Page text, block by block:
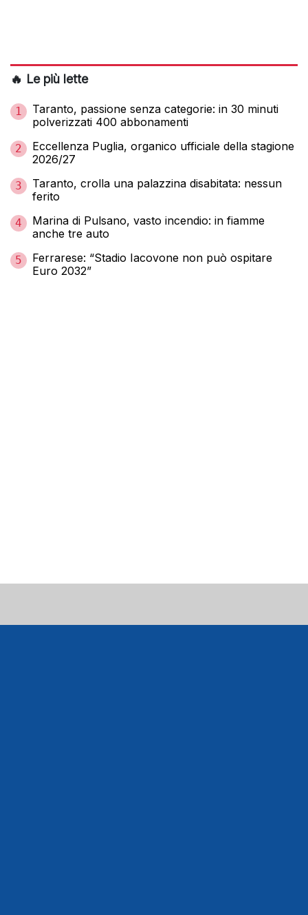
🔥 Le più lette
1
Taranto, passione senza categorie: in 30 minuti
polverizzati 400 abbonamenti
2
Eccellenza Puglia, organico ufficiale della stagione
2026/27
3
Taranto, crolla una palazzina disabitata: nessun
ferito
4
Marina di Pulsano, vasto incendio: in fiamme
anche tre auto
5
Ferrarese: “Stadio Iacovone non può ospitare
Euro 2032”